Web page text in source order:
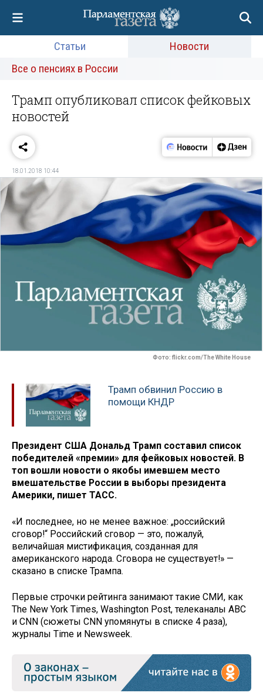
Статьи
Новости
Все о пенсиях в России
Трамп опубликовал список фейковых
новостей
18.01.2018 10:44
Фото: flickr.com/The White House
Трамп обвинил Россию в
помощи КНДР
Президент США Дональд Трамп составил список
победителей «премии» для фейковых новостей. В
топ вошли новости о якобы имевшем место
вмешательстве России в выборы президента
Америки, пишет ТАСС.
«И последнее, но не менее важное: „российский
сговор!“ Российский сговор — это, пожалуй,
величайшая мистификация, созданная для
американского народа. Сговора не существует!» —
сказано в списке Трампа.
Первые строчки рейтинга занимают такие СМИ, как
The New York Times, Washington Post, телеканалы ABC
и CNN (сюжеты CNN упомянуты в списке 4 раза),
журналы Time и Newsweek.